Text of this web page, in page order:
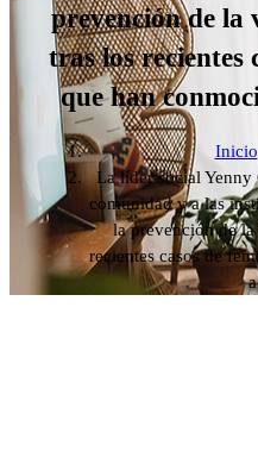
prevención de la
tras los recientes
que han
Inicio
La líder social Yenny
comunidad y a las
la prevención de
recientes casos de